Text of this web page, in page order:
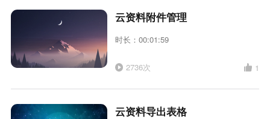
云资料附件管理
时长：00:01:59
2736次 1
云资料导出表格